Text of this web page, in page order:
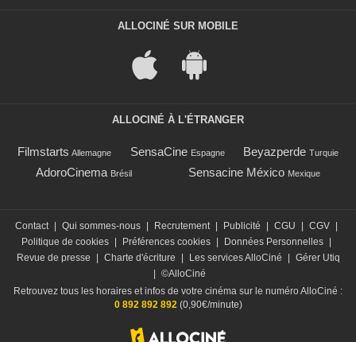
ALLOCINÉ SUR MOBILE
ALLOCINÉ À L'ÉTRANGER
Filmstarts Allemagne SensaCine Espagne Beyazperde Turquie
AdoroCinema Brésil Sensacine México Mexique
Contact | Qui sommes-nous | Recrutement | Publicité | CGU | CGV |
Politique de cookies | Préférences cookies | Données Personnelles |
Revue de presse
| Charte d'écriture | Les services AlloCiné | Gérer Utiq
| ©AlloCiné
Retrouvez tous les horaires et infos de votre cinéma sur le numéro AlloCiné :
0 892 892 892 (0,90€/minute)